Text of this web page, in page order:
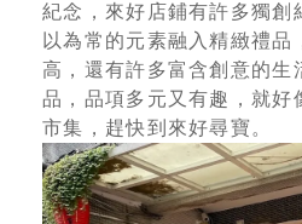
紀念，來好店鋪有許多獨創
以為常的元素融入精緻禮品
高，還有許多富含創意的生
品，品項多元又有趣，就好
市集，趕快到來好尋寶。